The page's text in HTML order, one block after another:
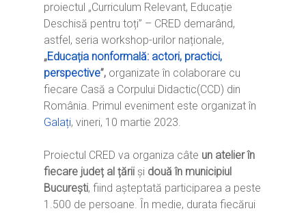
proiectul „Curriculum Relevant, Educație
Deschisă pentru toți” – CRED demarând,
astfel, seria workshop-urilor naționale,
„Educația nonformală: actori, practici,
perspective”, organizate în colaborare cu
fiecare Casă a Corpului Didactic(CCD) din
România. Primul eveniment este organizat în
Galați, vineri, 10 martie 2023.
Proiectul CRED va organiza câte un atelier în
fiecare județ al țării și două în municipiul
București, fiind așteptată participarea a peste
1.500 de persoane. În medie, durata fiecărui